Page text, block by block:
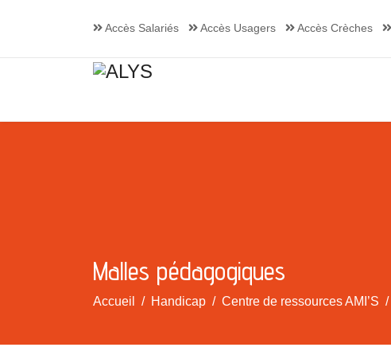
Accès Salariés Accès Usagers Accès Crèches
Malles pédagogiques
Accueil Handicap Centre de ressources AMI’S